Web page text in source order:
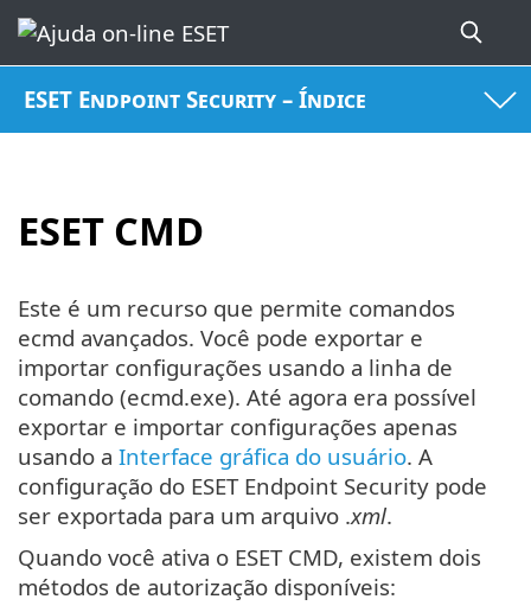
ESET Endpoint Security – Índice
ESET CMD
Este é um recurso que permite comandos
ecmd avançados. Você pode exportar e
importar configurações usando a linha de
comando (ecmd.exe). Até agora era possível
exportar e importar configurações apenas
usando a Interface gráfica do usuário. A
configuração do ESET Endpoint Security pode
ser exportada para um arquivo .xml.
Quando você ativa o ESET CMD, existem dois
métodos de autorização disponíveis: